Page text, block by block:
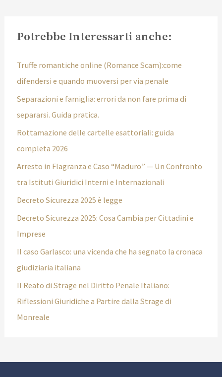
Potrebbe Interessarti anche:
Truffe romantiche online (Romance Scam):come
difendersi e quando muoversi per via penale
Separazioni e famiglia: errori da non fare prima di
separarsi. Guida pratica.
Rottamazione delle cartelle esattoriali: guida
completa 2026
Arresto in Flagranza e Caso “Maduro” — Un Confronto
tra Istituti Giuridici Interni e Internazionali
Decreto Sicurezza 2025 è legge
Decreto Sicurezza 2025: Cosa Cambia per Cittadini e
Imprese
Il caso Garlasco: una vicenda che ha segnato la cronaca
giudiziaria italiana
Il Reato di Strage nel Diritto Penale Italiano:
Riflessioni Giuridiche a Partire dalla Strage di
Monreale